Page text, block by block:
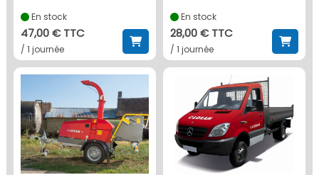
En stock
47,00 € TTC
/ 1 journée
En stock
28,00 € TTC
/ 1 journée